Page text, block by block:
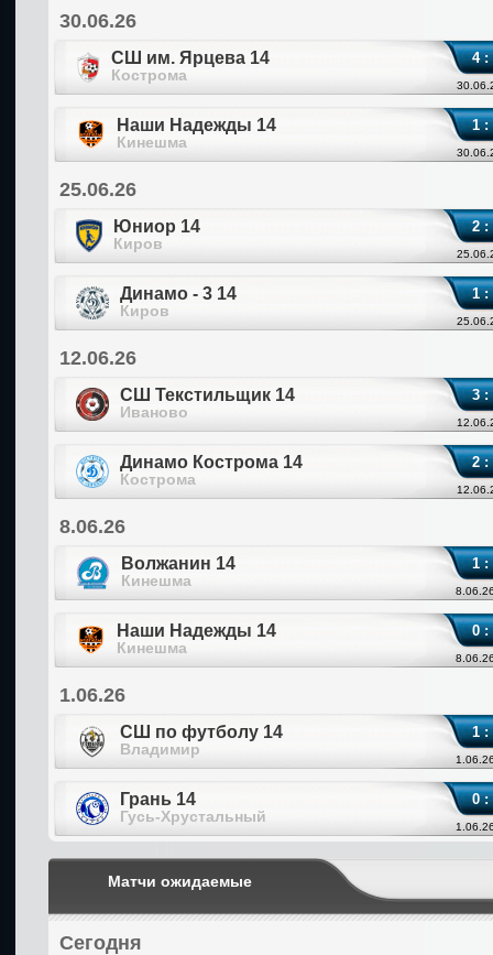
30.06.26
СШ им. Ярцева 14
Кострома
4 :
Наши Надежды 14
Кинешма
1 :
25.06.26
Юниор 14
Киров
2 :
Динамо - 3 14
Киров
1 :
12.06.26
СШ Текстильщик 14
Иваново
3 :
Динамо Кострома 14
Кострома
2 :
8.06.26
Волжанин 14
Кинешма
1 :
Наши Надежды 14
Кинешма
0 :
1.06.26
СШ по футболу 14
Владимир
1 :
Грань 14
Гусь-Хрустальный
0 :
Матчи ожидаемые
Сегодня